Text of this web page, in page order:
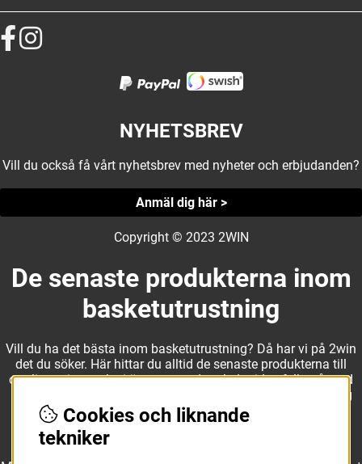
NYHETSBREV
Vill du också få vårt nyhetsbrev med nyheter och erbjudanden?
Anmäl dig här >
Copyright © 2023 2WIN
De senaste produkterna inom
basketutrustning
Vill du ha det bästa inom basketutrustning? Då har vi på 2win
det du söker. Här hittar du alltid de senaste produkterna till
otroliga priser, och vi är noga med att hela tiden fylla på med
nyheter i webbshopen. Det gör oss till ett naturligt val för dig
som vill ha utrustning som överträffar alla andra märken.
Cookies och liknande
tekniker